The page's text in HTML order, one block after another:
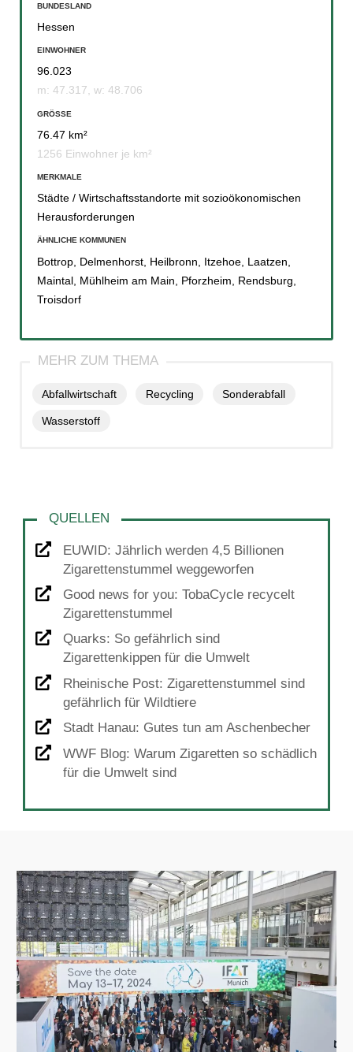
BUNDESLAND
Hessen
EINWOHNER
96.023
m: 47.317, w: 48.706
GRÖSSE
76.47 km²
1256 Einwohner je km²
MERKMALE
Städte / Wirtschaftsstandorte mit sozioökonomischen
Herausforderungen
ÄHNLICHE KOMMUNEN
Bottrop, Delmenhorst, Heilbronn Itzehoe, Laatzen
Maintal, Mühlheim am Main Pforzheim Rendsburg
Troisdorf
Abfallwirtschaft Recycling Sonderabfall
Wasserstoff
EUWID: Jährlich werden 4,5 Billionen
Zigarettenstummel weggeworfen
Good news for you: TobaCycle recycelt
Zigarettenstummel
Quarks: So gefährlich sind
Zigarettenkippen für die Umwelt
Rheinische Post: Zigarettenstummel sind
gefährlich für Wildtiere
Stadt Hanau: Gutes tun am Aschenbecher
WWF Blog: Warum Zigaretten so schädlich
für die Umwelt sind